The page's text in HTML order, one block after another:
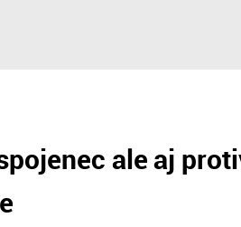
ale aj